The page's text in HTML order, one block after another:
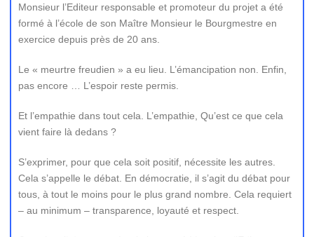
Monsieur l’Editeur responsable et promoteur du projet a été
formé à l’école de son Maître Monsieur le Bourgmestre en
exercice depuis près de 20 ans.
Le « meurtre freudien » a eu lieu. L’émancipation non. Enfin,
pas encore … L’espoir reste permis.
Et l’empathie dans tout cela. L’empathie, Qu’est ce que cela
vient faire là dedans ?
S’exprimer, pour que cela soit positif, nécessite les autres.
Cela s’appelle le débat. En démocratie, il s’agit du débat pour
tous, à tout le moins pour le plus grand nombre. Cela requiert
– au minimum – transparence, loyauté et respect.